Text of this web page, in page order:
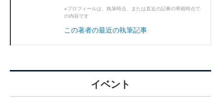
※プロフィールは、執筆時点、または直近の記事の寄稿時点で
の内容です
この著者の最近の執筆記事
イベント